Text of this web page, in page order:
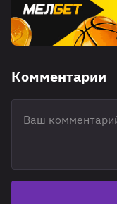
Комментарии